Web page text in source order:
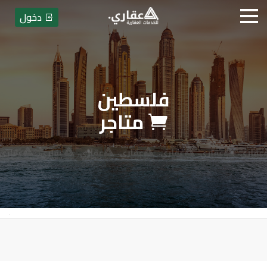
عقاري للخدمات العقارية
فلسطين
متاجر
دخول